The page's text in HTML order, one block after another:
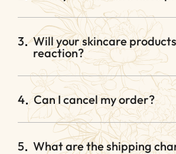
3
Will your skincare
reaction?
4 Can I cancel my order?
5 What are the shipping